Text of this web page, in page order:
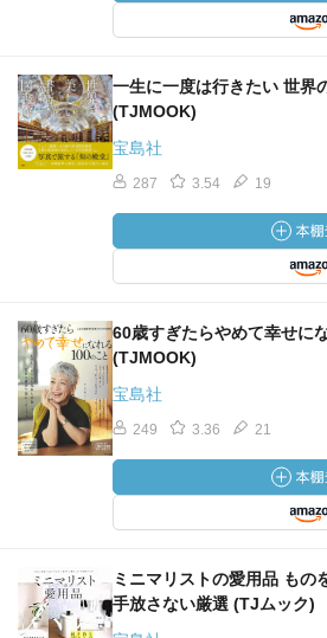
一生に一度は行きたい 世界
(TJMOOK)
宝島社
287 3.54 19
60歳すぎたらやめて幸せに
(TJMOOK)
宝島社
249 3.36 21
ミニマリストの愛用品 もの
手放さない厳選 (TJムック)